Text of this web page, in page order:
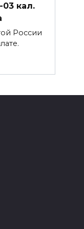
03 кал.
России